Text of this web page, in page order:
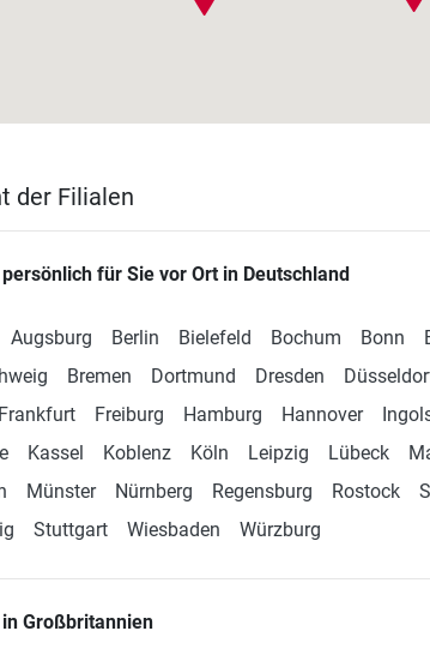
der Filialen
für Sie vor Ort in Deutschland
Augsburg Berlin Bielefeld Bochum Bonn
Bremen Dortmund Dresden
Frankfurt Freiburg Hamburg Hannover
Kassel Koblenz Köln Leipzig Lübeck
Münster Nürnberg Regensburg Rostock
Stuttgart Wiesbaden Würzburg
in Großbritannien